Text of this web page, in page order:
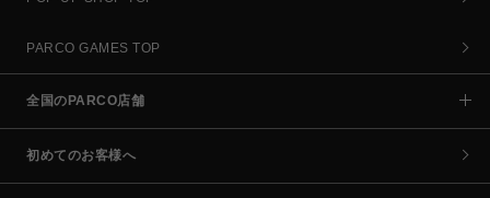
PARCO GAMES TOP
全国のPARCO店舗
初めてのお客様へ